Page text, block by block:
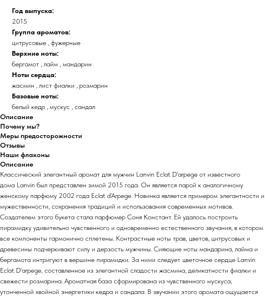
Год выпуска:
2015
Группа ароматов:
цитрусовые , фужерные
Верхние ноты:
бергамот , лайм , мандарин
Ноты сердца:
жасмин , лист фиалки , розмарин
Базовые ноты:
белый кедр , мускус , сандал
Описание
Почему мы?
Меры предосторожности
Отзывы
Наши флаконы
Описание
Классический элегантный аромат для мужчин Lanvin Eclat D'arpege от известного
дома Lanvin был представлен зимой 2015 года. Он является парой к аналогичному
женскому парфюму 2002 года Eclat d'Arpege. Новинка является примером элегантности и
мужественности, сохранения традиций и использования современных мотивов.
Создателем этого букета стала парфюмер Соня Констант. Ей удалось построить
пирамидку удивительно чувственного и одновременно естественного звучания, в котором
все компоненты гармонично сплетены. Контрастные ноты трав, цветов, цитрусовых и
древесины подчеркивают силу и дерзость мужчины. Сияющие ноты мандарина, лайма и
бергамота интригуют в вершине пирамидки. За ними следует цветочное сердце Lanvin
Eclat D'arpege, составленное из элегантной сладости жасмина, деликатности фиалки и
свежести розмарина. Ароматная база сформирована из чувственного мускуса,
утонченной хвойной энергетики кедра и сандала. В звучании этого аромата ощущается